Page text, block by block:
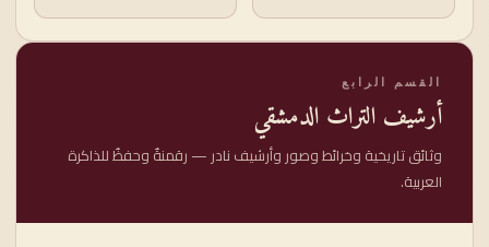
القسم الرابع
أرشيف التراث الدمشقي
وثائق تاريخية وخرائط وصور وأرشيف نادر — رقمنةٌ وحفظٌ للذاكرة
العربية.